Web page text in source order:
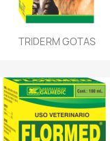
TRIDERM GOTAS